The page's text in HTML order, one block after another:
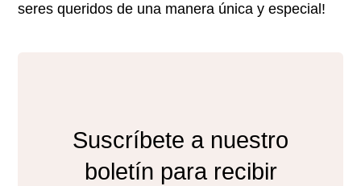
seres queridos de una manera única y especial!
Suscríbete a nuestro
boletín para recibir